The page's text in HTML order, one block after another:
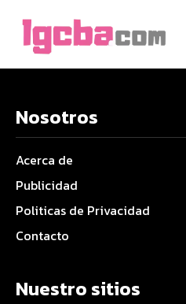
Nosotros
Acerca de
Publicidad
Politicas de Privacidad
Contacto
Nuestro sitios